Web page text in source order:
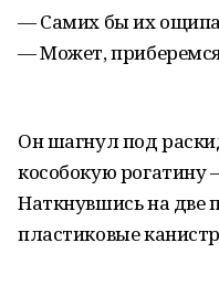
— Самих бы их
— Может,
Он шагнул под
кособокую
Наткнувшись на две
пластиковые